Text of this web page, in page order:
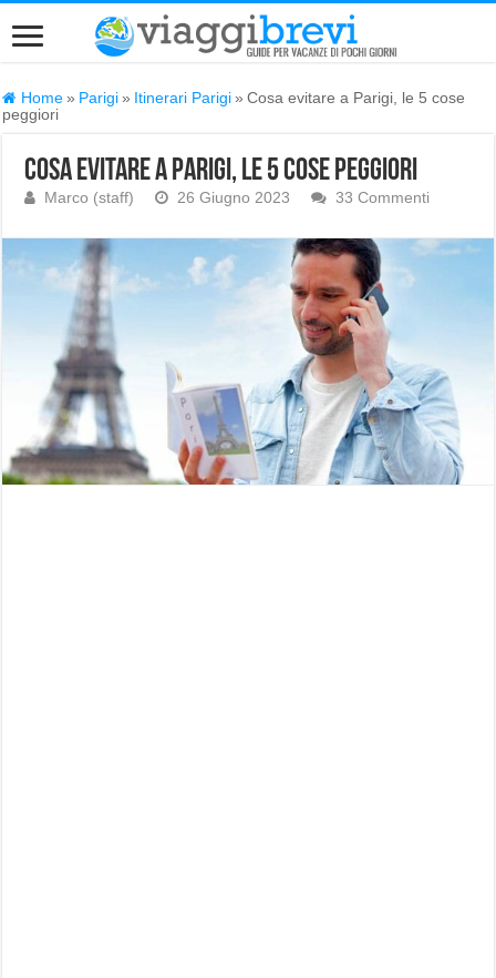
Home » Parigi » Itinerari Parigi » Cosa evitare a Parigi, le 5 cose
peggiori
Cosa evitare a Parigi, le 5 cose peggiori
Marco (staff) 26 Giugno 2023 33 Commenti